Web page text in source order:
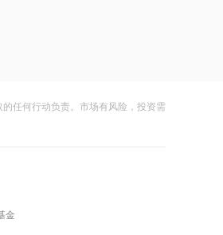
成立医疗科技公司，含体育
！哈啰、美团单车“好伙伴”登
任何行动负责。市场有风险，投资需
金